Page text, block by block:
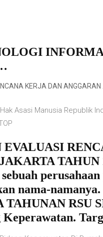
KERJA DAN ANGGARAN …
Asasi Manusia Republik
EVALUASI
TAHUN
nama-
TAHUNAN RSU